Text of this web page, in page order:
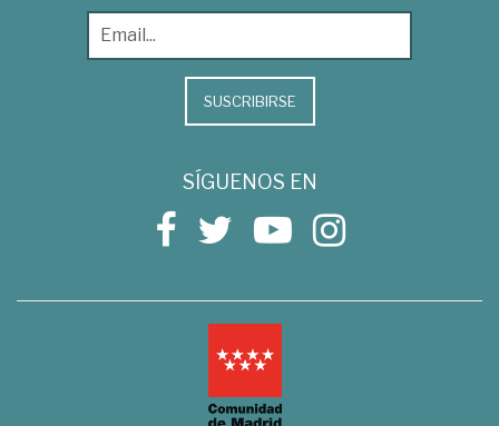
SUSCRIBIRSE
SÍGUENOS EN